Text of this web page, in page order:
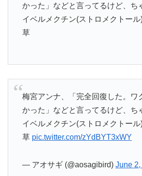
かった」などと言ってるけど、ち
イベルメクチン(ストロメクトー
草
梅宮アンナ、「完全回復した。ワ
かった」などと言ってるけど、ち
イベルメクチン(ストロメクトー
草 pic.twitter.com/zYdBYT3xWY
— アオサギ (@aosagibird) June